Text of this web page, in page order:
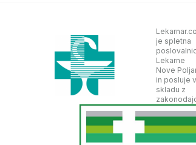
jemali ali pa boste morda začeli
obvestite svojega zdravnika če
je spletna
Lekarne
Nove
in posluje v
skladu z